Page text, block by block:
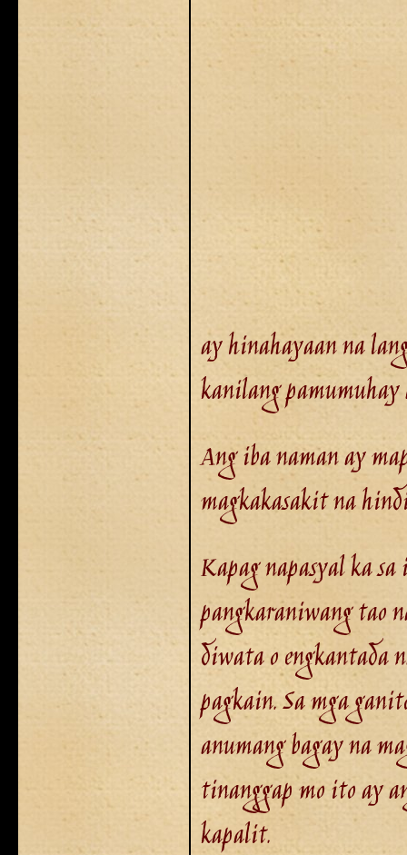
ay hinahayaan na
kanilang
Ang iba naman ay
magkakasakit na
Kapag napasyal ka
pangkaraniwang tao
diwata o engkantada
pagkain. Sa mga
anumang bagay na
tinanggap mo ito ay
kapalit.